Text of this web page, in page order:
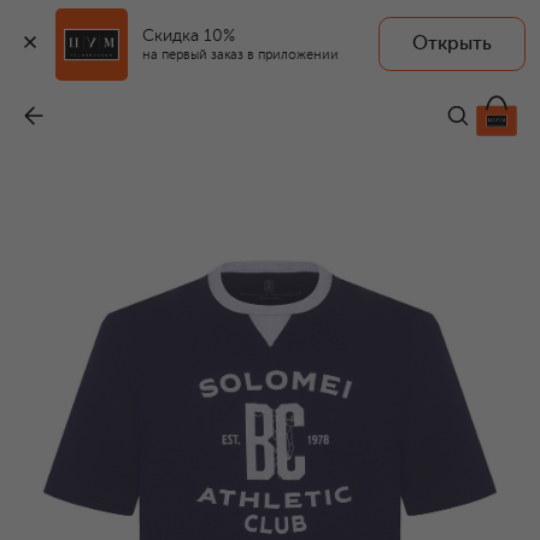
Скидка 10%
на первый заказ в приложении
Открыть
52 550 ₽